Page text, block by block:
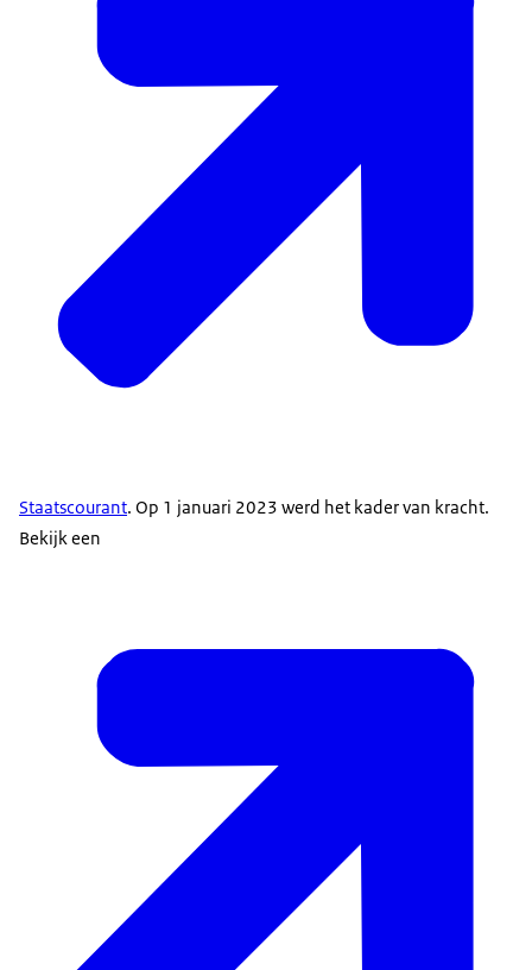
Staatscourant. Op 1 januari 2023 werd het kader van kracht.
Bekijk een